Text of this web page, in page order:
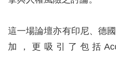
府
網
這一場論壇亦有印尼、德
加，更吸引了包括